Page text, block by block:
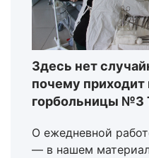
Здесь нет
почему приходит
горбольницы №3
О ежедневной
— в нашем